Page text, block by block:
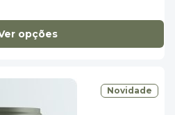
opções
Novidade